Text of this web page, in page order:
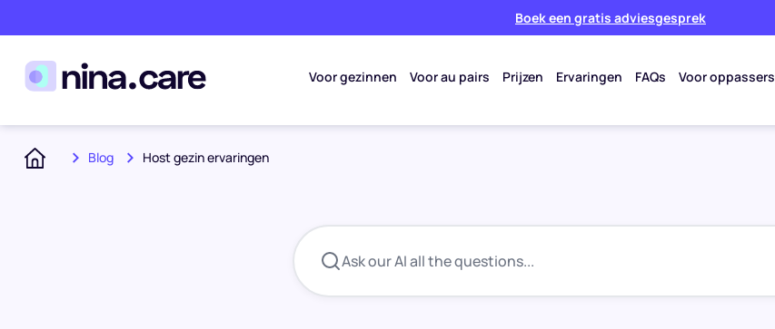
Boek een gratis adviesgesprek
Voor gezinnen Voor au pairs Prijzen Ervaringen FAQs Voor oppassers
Blog Host gezin ervaringen
Ask our AI all the questions...